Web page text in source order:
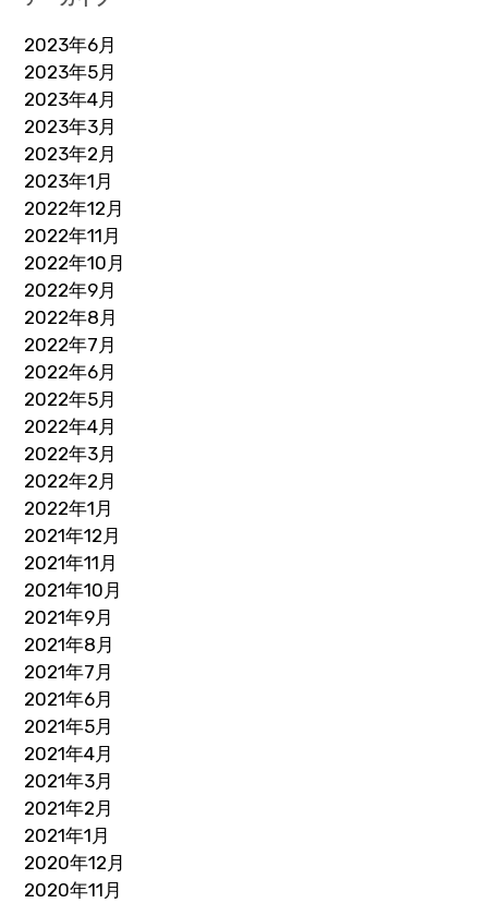
2023年6月
2023年5月
2023年4月
2023年3月
2023年2月
2023年1月
2022年12月
2022年11月
2022年10月
2022年9月
2022年8月
2022年7月
2022年6月
2022年5月
2022年4月
2022年3月
2022年2月
2022年1月
2021年12月
2021年11月
2021年10月
2021年9月
2021年8月
2021年7月
2021年6月
2021年5月
2021年4月
2021年3月
2021年2月
2021年1月
2020年12月
2020年11月